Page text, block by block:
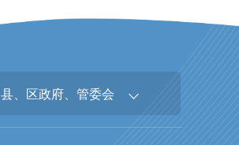
县、区政府、管委会